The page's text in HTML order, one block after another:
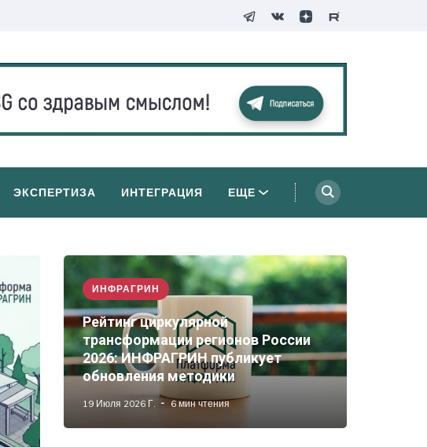
ЭКСПЕРТИЗА ИНТЕГРАЦИЯ ЕЩЕ
ИНФРАГРИН
Рейтинг циркулярной
трансформации регионов России
2026: ИНФРАГРИН публикует
обновления методики
19 Июля 2026 Г. 6 мин чтения